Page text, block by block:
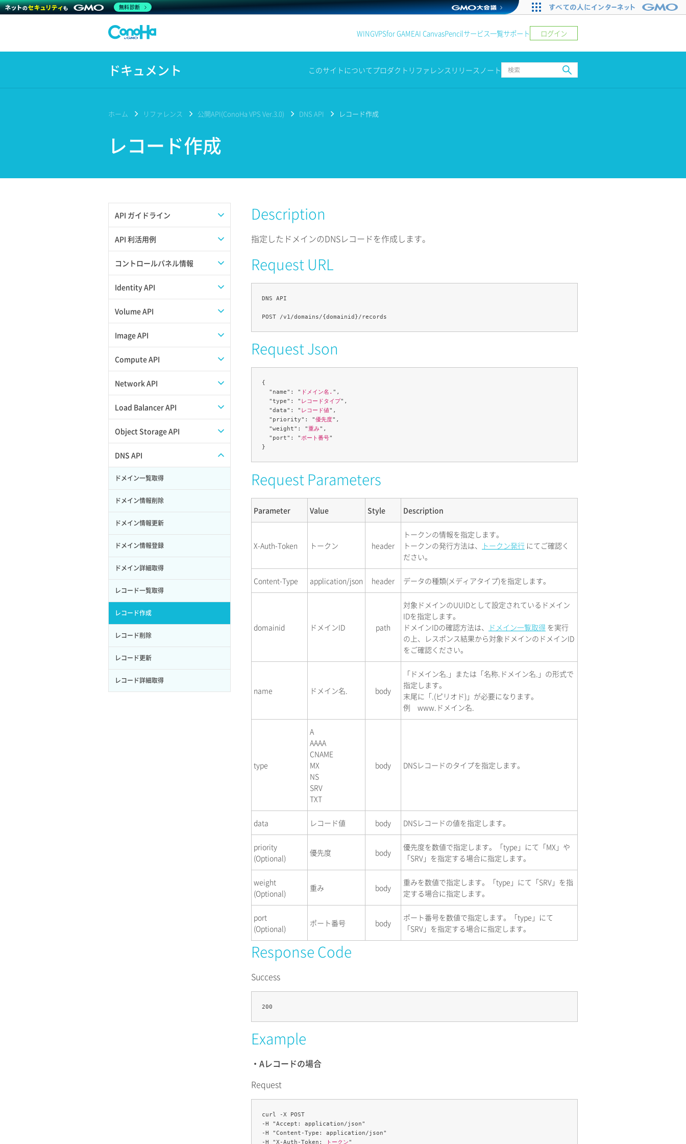
WINGVPSfor GAMEAI CanvasPencilサービス一覧サポート ログイン
ドキュメント このサイトについてプロダクト リファレンス リリースノート
ホーム リファレンス 公開API(ConoHa VPS Ver.3.0) DNS API レコード作成
レコード作成
API ガイドライン
APIのご利用について
API 利活用例
APIでAPIサブユーザーを作成する
APIでVPSにISOイメージを挿入する
APIでVPSを作成する
コントロールパネル情報
APIユーザーを作成する
API情報を確認する
Identity API
Credential一覧取得
Credential作成
Credential削除
サブユーザーにロールを紐づけ
サブユーザー一覧取得
サブユーザー作成
サブユーザー削除
サブユーザー更新
サブユーザー詳細取得
トークン発行
パーミッション一覧取得
ロールからパーミッションを紐づけ解
除
ロールにパーミッションを紐づけ
ロール一覧取得
ロール作成
Volume API
スナップショット一覧取得
スナップショット作成
スナップショット削除
スナップショット詳細取得（アイテム
指定）
バックアップリストア
バックアップ一覧取得
バックアップ詳細一覧取得
バックアップ詳細取得
ボリュームイメージ保存
ボリュームタイプ一覧取得
ボリュームタイプ詳細取得
ボリューム一覧取得
ボリューム作成
ボリューム削除
Image API
ISOイメージアップロード
ISOイメージ作成
イメージ一覧取得
イメージ保存容量変更
イメージ削除
イメージ詳細取得
Compute API
ISOイメージ挿入/排出
SSHキーペア一覧取得
SSHキーペア作成
トワーク指定）
サーバーに紐づくセキュリティグルー
プ取得
サーバープラン一覧取得
Network API
QoSポリシー一覧取得
QoSポリシー詳細取得
サブネット一覧取得
サブネット作成（ローカルネットワー
ク用）
サブネット削除（ローカルネットワー
ク用）
サブネット詳細取得
セキュリティグループ ルール一覧取得
セキュリティグループ ルール作成
セキュリティグループ ルール削除
セキュリティグループ ルール詳細取得
セキュリティグループ一覧取得
セキュリティグループ作成
セキュリティグループ削除
Load Balancer API
プール一覧取得
プール作成
プール削除
プール更新
プール詳細取得
ヘルスモニタ一覧取得
ヘルスモニタ作成
ヘルスモニタ削除
ヘルスモニタ更新
ヘルスモニタ詳細取得
メンバー一覧
メンバー削除
Object Storage API
Web公開
アカウント容量設定
アカウント情報取得
オブジェクトアップロード
オブジェクトダウンロード
オブジェクトバージョン管理
オブジェクト一覧取得
オブジェクト削除
オブジェクト削除予約
オブジェクト複製
オブジェクト詳細取得
DNS API
ドメイン一覧取得
ドメイン情報削除
ドメイン情報更新
ドメイン情報登録
ドメイン詳細取得
レコード一覧取得
レコード作成
レコード削除
レコード更新
レコード詳細取得
Description
指定したドメインのDNSレコードを作成します。
Request URL
DNS API
Request Json
{
  "name": "
ドメイン名. ",
  "type": "
レコードタイプ",
  "data": "
レコード値",
  "priority": "
優先度",
  "weight": "
重み",
  "port": "
ポート番号"
Request Parameters
Parameter Value Style Description
X-Auth-Token トークン header
トークンの情報を指定します。
トークンの発行方法は、
トークン発行 にてご確認く
ださい。
Content-Type application/json header データの種類(メディアタイプ)を指定します。
domainid ドメインID path
対象ドメインのUUIDとして設定されているドメイン
IDを指定します。
ドメインIDの確認方法は、
ドメイン一覧取得 を実行
の上、レスポンス結果から対象ドメインのドメインID
をご確認ください。
name ドメイン名. body
「ドメイン名.」または「名称.ドメイン名.」の形式で
指定します。
末尾に「.(ピリオド)」が必要になります。
例 www.ドメイン名.
type
A
AAAA
CNAME
MX
NS
SRV
TXT
body DNSレコードのタイプを指定します。
data レコード値 body DNSレコードの値を指定します。
priority
(Optional)
優先度 body
優先度を数値で指定します。「type」にて「MX」や
「SRV」を指定する場合に指定します。
weight
(Optional)
重み body
重みを数値で指定します。「type」にて「SRV」を指
定する場合に指定します。
port
(Optional)
ポート番号 body
ポート番号を数値で指定します。「type」にて
「SRV」を指定する場合に指定します。
Response Code
Success
Example
・Aレコードの場合
Request
curl -X POST
-H "Accept: application/json"
-H "Content-Type: application/json"
-H "X-Auth-Token:
トークン"
無料診断